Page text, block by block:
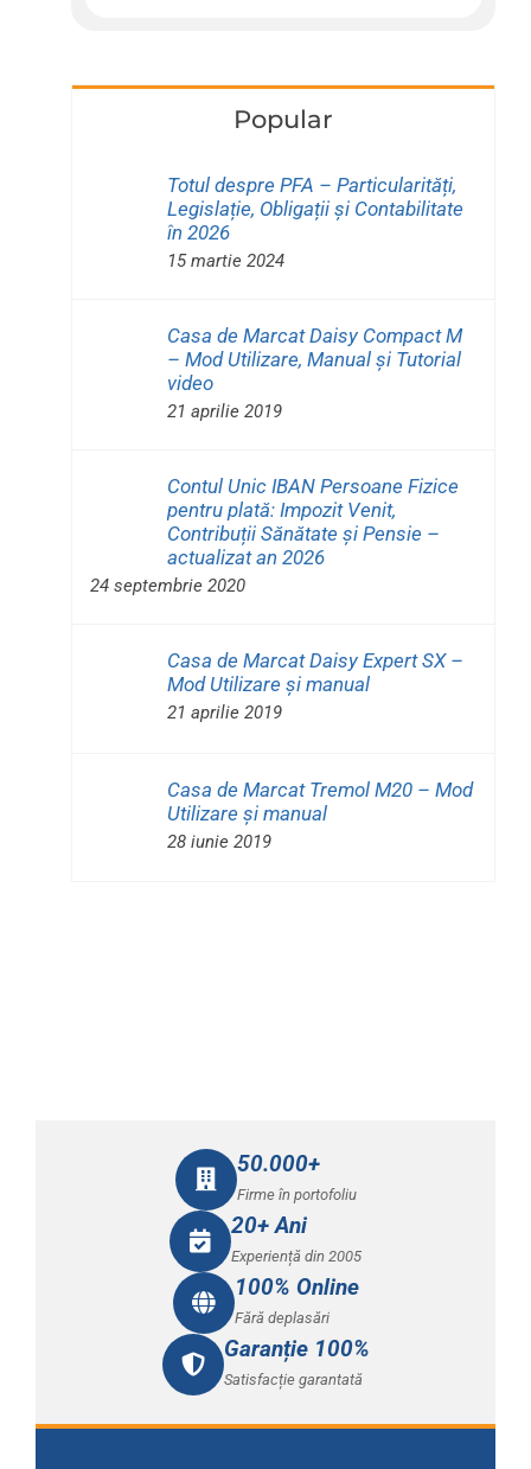
Popular
Totul despre PFA – Particularități,
Legislație, Obligații și Contabilitate
în 2026
15 martie 2024
Casa de Marcat Daisy Compact M
– Mod Utilizare, Manual și Tutorial
video
21 aprilie 2019
Contul Unic IBAN Persoane Fizice
pentru plată: Impozit Venit,
Contribuții Sănătate și Pensie –
actualizat an 2026
24 septembrie 2020
Casa de Marcat Daisy Expert SX –
Mod Utilizare și manual
21 aprilie 2019
Casa de Marcat Tremol M20 – Mod
Utilizare și manual
28 iunie 2019
50.000+
Firme în portofoliu
20+ Ani
Experiență din 2005
100% Online
Fără deplasări
Garanție 100%
Satisfacție garantată